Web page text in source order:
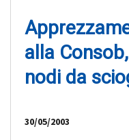
alla
nodi da
30/05/2003